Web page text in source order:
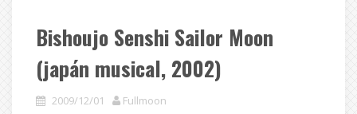
Bishoujo Senshi Sailor Moon
(japán musical, 2002)
2009/12/01 Fullmoon